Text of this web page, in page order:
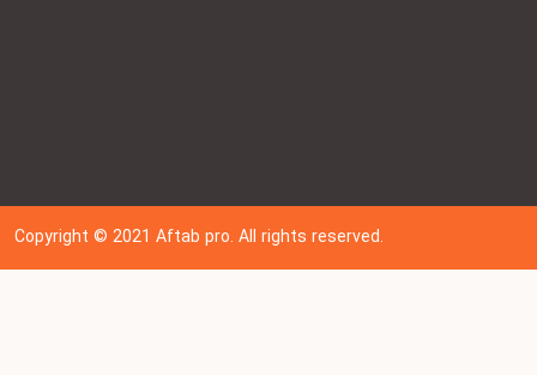
Copyright © 202 1Aftab pro. All rights reserved.